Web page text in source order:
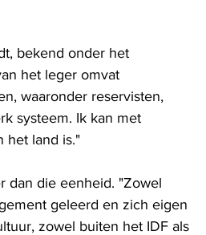
bekend onder het
het leger omvat
waaronder reservisten,
systeem. Ik kan met
het land is."
dan die eenheid. "Zowel
geleerd en zich eigen
zowel buiten het IDF als